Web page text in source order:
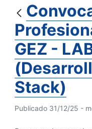
GEZ -
Stack)
Publicado 31/12/25 -